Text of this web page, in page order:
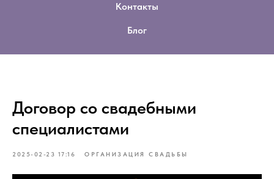
Контакты
Блог
Договор со свадебными
специалистами
2025-02-23 17:16 ОРГАНИЗАЦИЯ СВАДЬБЫ